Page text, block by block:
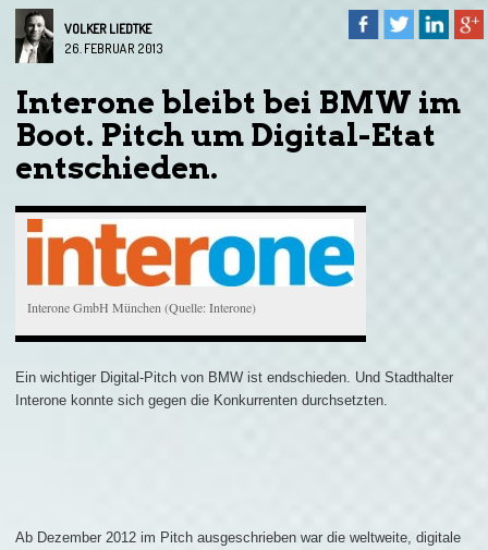
VOLKER LIEDTKE
26. FEBRUAR 2013
Interone bleibt bei BMW im
Boot. Pitch um Digital-Etat
entschieden.
Interone GmbH München (Quelle: Interone)
Ein wichtiger Digital-Pitch von BMW ist endschieden. Und Stadthalter
Interone konnte sich gegen die Konkurrenten durchsetzten.
Ab Dezember 2012 im Pitch ausgeschrieben war die weltweite, digitale